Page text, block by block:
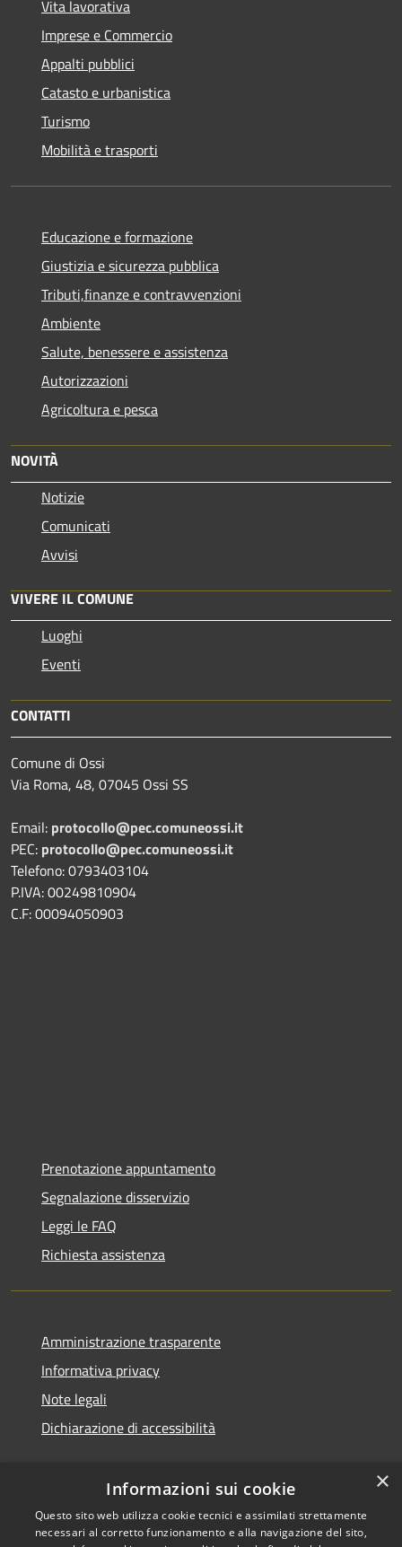
Vita lavorativa
Imprese e Commercio
Appalti pubblici
Catasto e urbanistica
Turismo
Mobilità e trasporti
Educazione e formazione
Giustizia e sicurezza pubblica
Tributi,finanze e contravvenzioni
Ambiente
Salute, benessere e assistenza
Autorizzazioni
Agricoltura e pesca
NOVITÀ
Notizie
Comunicati
Avvisi
VIVERE IL COMUNE
Luoghi
Eventi
CONTATTI
Comune di Ossi
Via Roma, 48, 07045 Ossi SS
Email: protocollo@pec.comuneossi.it
PEC: protocollo@pec.comuneossi.it
Telefono: 0793403104
P.IVA: 00249810904
C.F: 00094050903
Prenotazione appuntamento
Segnalazione disservizio
Leggi le FAQ
Richiesta assistenza
Amministrazione trasparente
Informativa privacy
Note legali
Dichiarazione di accessibilità
×
Informazioni sui cookie
Questo sito web utilizza cookie tecnici e assimilati strettamente
necessari al corretto funzionamento e alla navigazione del sito,